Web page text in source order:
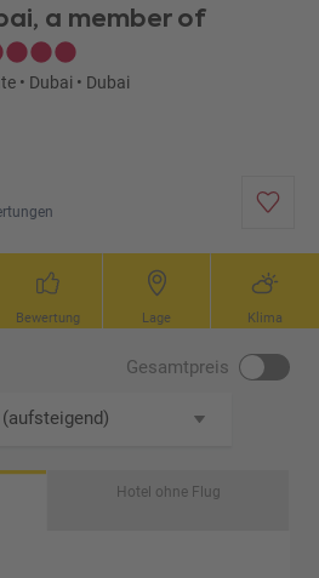
a member of
• Dubai • Dubai
Bewertung Lage Klima
Gesamtpreis
Hotel ohne Flug